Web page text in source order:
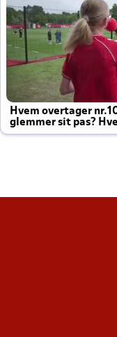
Hvem overtager
glemmer sit pas?
altid til efter kampe?